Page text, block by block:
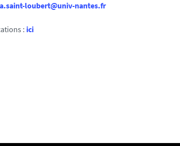
loubert@univ-nantes.fr
: ici